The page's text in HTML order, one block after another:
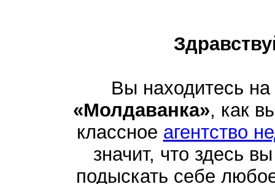
Вы находитесь
«Молдаванка», как
классное агентство
значит, что здесь
подыскать себе